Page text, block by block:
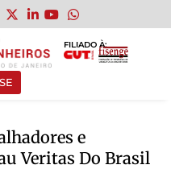
FILIADO À:
e
Veritas Do Brasil